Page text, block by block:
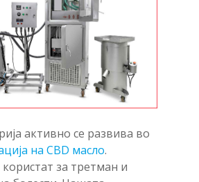
активно се развива во
на CBD масло.
користат за третман и